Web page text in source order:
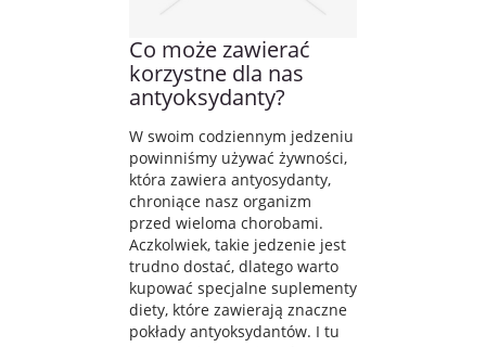
Co może zawierać
korzystne dla nas
antyoksydanty?
W swoim codziennym jedzeniu
powinniśmy używać żywności,
która zawiera antyosydanty,
chroniące nasz organizm
przed wieloma chorobami.
Aczkolwiek, takie jedzenie jest
trudno dostać, dlatego warto
kupować specjalne suplementy
diety, które zawierają znaczne
pokłady antyoksydantów. I tu